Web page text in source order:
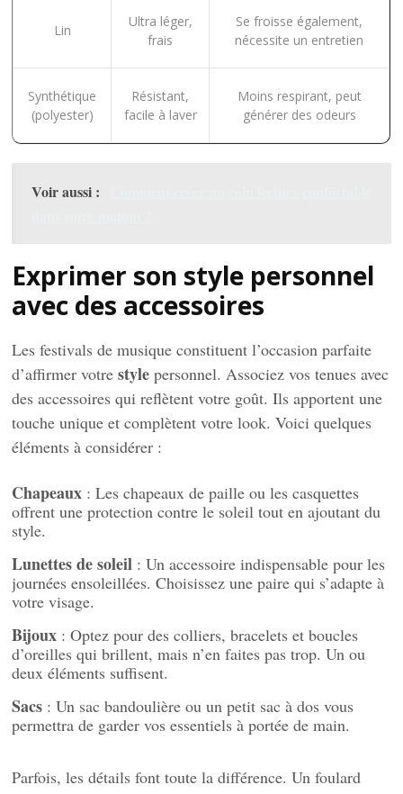
Lin
Ultra léger,
frais
Se froisse également,
nécessite un entretien
Synthétique
(polyester)
Résistant,
facile à laver
Moins respirant, peut
générer des odeurs
Voir aussi :
Exprimer son style personnel
avec des accessoires
Les festivals de musique constituent l’occasion parfaite
d’affirmer votrestyle personnel. Associez vos tenues avec
des accessoires qui reflètent votre goût. Ils apportent une
touche unique et complètent votre look. Voici quelques
éléments à considérer :
Chapeaux : Les chapeaux de paille ou les casquettes
offrent une protection contre le soleil tout en ajoutant du
style.
Lunettes de soleil : Un accessoire indispensable pour les
journées ensoleillées. Choisissez une paire qui s’adapte à
votre visage.
Bijoux : Optez pour des colliers, bracelets et boucles
d’oreilles qui brillent, mais n’en faites pas trop. Un ou
deux éléments suffisent.
Sacs : Un sac bandoulière ou un petit sac à dos vous
permettra de garder vos essentiels à portée de main.
Parfois, les détails font toute la différence. Un foulard